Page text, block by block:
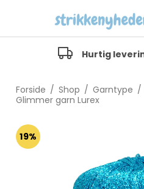
Hurtig
Forside / Shop / Garntype /
Glimmer garn Lurex
19%